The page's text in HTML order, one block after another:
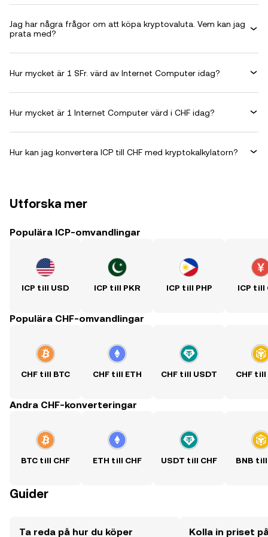
Jag har några frågor om att köpa kryptovaluta. Vem kan jag
prata med?
Hur mycket är 1 SFr. värd av Internet Computer idag?
Hur mycket är 1 Internet Computer värd i CHF idag?
Hur kan jag konvertera ICP till CHF med kryptokalkylatorn?
Utforska mer
Populära ICP-omvandlingar
ICP till USD ICP till PKR ICP till PHP ICP till
Populära CHF-omvandlingar
CHF till BTC CHF till ETH CHF till USDT CHF till
Andra CHF-konverteringar
BTC till CHF ETH till CHF USDT till CHF BNB till
Guider
Ta reda på hur du köper
Kolla in priset